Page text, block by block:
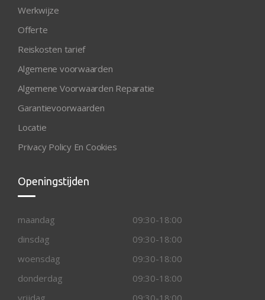
Werkwijze
Offerte
Reiskosten tarief
Algemene voorwaarden
Algemene Voorwaarden Reparatie
Garantievoorwaarden
Locatie
Privacy Policy En Cookies
Openingstijden
maandag
dinsdag
woensdag
donderdag
09:30-18:00
09:30-18:00
09:30-18:00
09:30-18:00